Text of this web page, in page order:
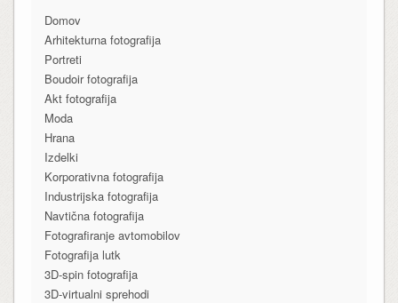
Domov
Arhitekturna fotografija
Portreti
Boudoir fotografija
Akt fotografija
Moda
Hrana
Izdelki
Korporativna fotografija
Industrijska fotografija
Navtična fotografija
Fotografiranje avtomobilov
Fotografija lutk
3D-spin fotografija
3D-virtualni sprehodi